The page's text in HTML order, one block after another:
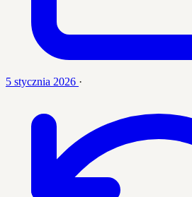
5 stycznia 2026 ·